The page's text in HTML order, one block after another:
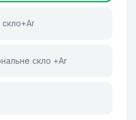
скло+Ar
скло +Ar